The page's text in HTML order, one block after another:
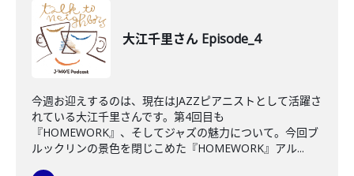
大江千里さん Episode_4
今週お迎えするのは、現在はJAZZピアニストとして活躍さ
れている大江千里さんです。第4回目も
『HOMEWORK』、そしてジャズの魅力について。今回ブ
ルックリンの景色を閉じこめた『HOMEWORK』アル...